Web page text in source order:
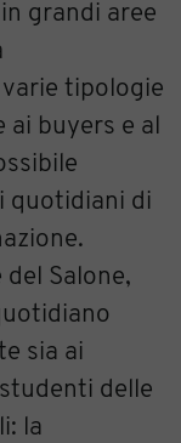
grandi aree
tipologie
buyers e al
quotidiani di
Salone,
sia ai
delle
la